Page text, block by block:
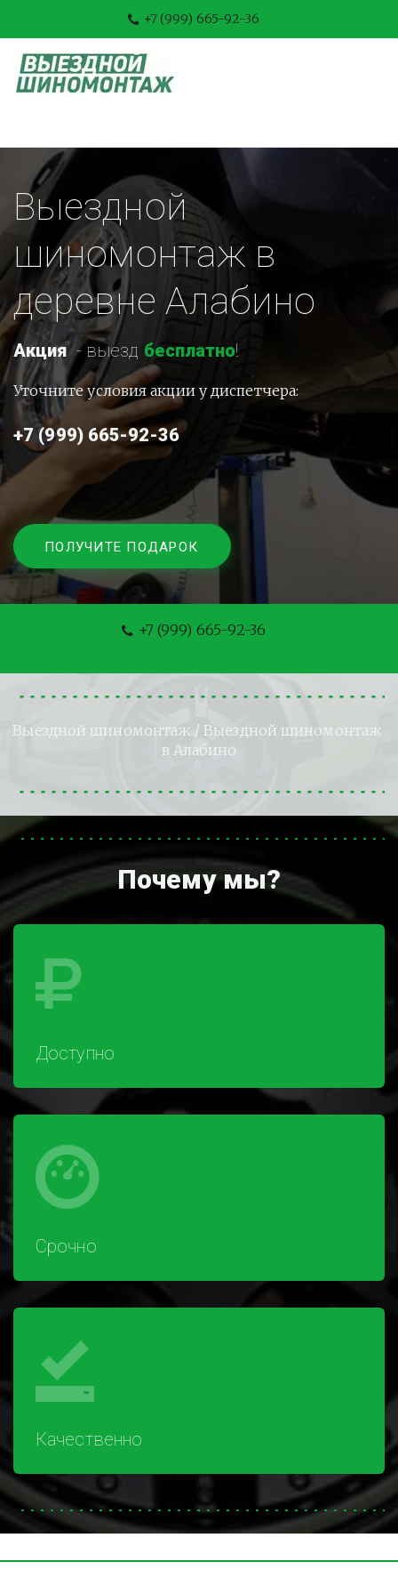
+7 (999) 665-92-36
Выездной
шиномонтаж в
деревне Алабино
Акция - выезд бесплатно!
Уточните условия акции у диспетчера:
+7 (999) 665-92-36
ПОЛУЧИТЕ ПОДАРОК
+7 (999) 665-92-36
Выездной шиномонтаж / Выездной шиномонтаж
в Алабино
Почему мы?
Доступно
Срочно
Качественно